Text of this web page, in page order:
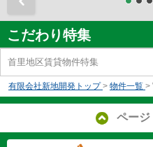
こだわり特集
首里地区賃貸物件特集
有限会社新地開発トップ > 物件一覧 >
ページ